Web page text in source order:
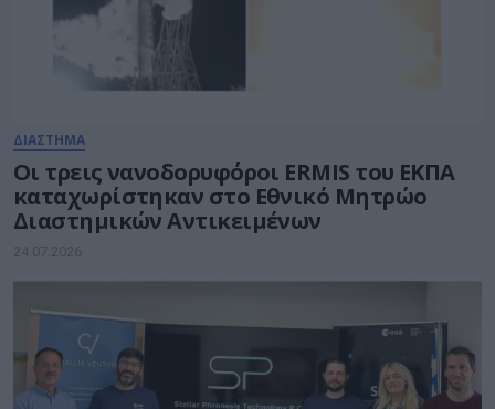
ΔΙΑΣΤΗΜΑ
Οι τρεις νανοδορυφόροι ERMIS του ΕΚΠΑ
καταχωρίστηκαν στο Εθνικό Μητρώο
Διαστημικών Αντικειμένων
24.07.2026